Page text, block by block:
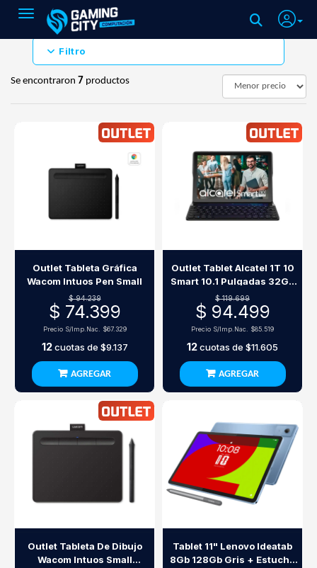
Toggle navigation
Filtro
Se encontraron 7 productos
Outlet Tableta Gráfica
Wacom Intuos Pen Small
$ 94.239
$ 74.399
Precio S/Imp.Nac. $67.329
12cuotas de $9.137
AGREGAR
Outlet Tablet Alcatel 1T 10
Smart 10.1 Pulgadas 32Gb
2Gb Ram Black
$ 119.699
$ 94.499
Precio S/Imp.Nac. $85.519
12cuotas de $11.605
AGREGAR
Outlet Tableta De Dibujo
Wacom Intuos Small
Tablet 11" Lenovo Ideatab
8Gb 128Gb Gris + Estuche